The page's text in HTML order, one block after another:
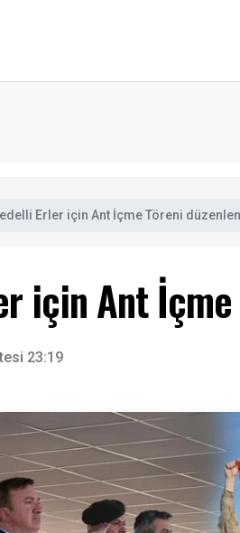
Erler için Ant İçme Töreni
için Ant
23:19